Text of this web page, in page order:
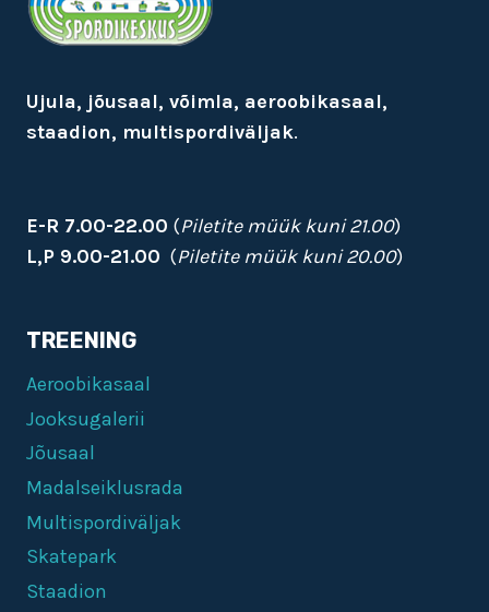
Ujula, jõusaal, võimla, aeroobikasaal,
staadion, multispordiväljak.
E-R 7.00-22.00 (Piletite müük kuni 21.00)
L,P 9.00-21.00 (Piletite müük kuni 20.00)
TREENING
Aeroobikasaal
Jooksugalerii
Jõusaal
Madalseiklusrada
Multispordiväljak
Skatepark
Staadion